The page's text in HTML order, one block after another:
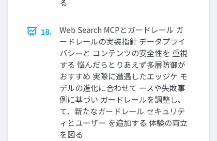
る
18.
Web Search MCPとガードレール ガ
ードレールの実装指針 データプライ
バシーと コンテンツの安全性を 重視
する 悩んだらとりあえず多層防御が
おすすめ 実際に遭遇したエッジケ モ
デルの進化に合わせて ースや失敗事
例に基づい ガードレールを調整し、
て、新たなガードレール セキュリテ
ィとユーザー を追加する 体験の両立
を図る